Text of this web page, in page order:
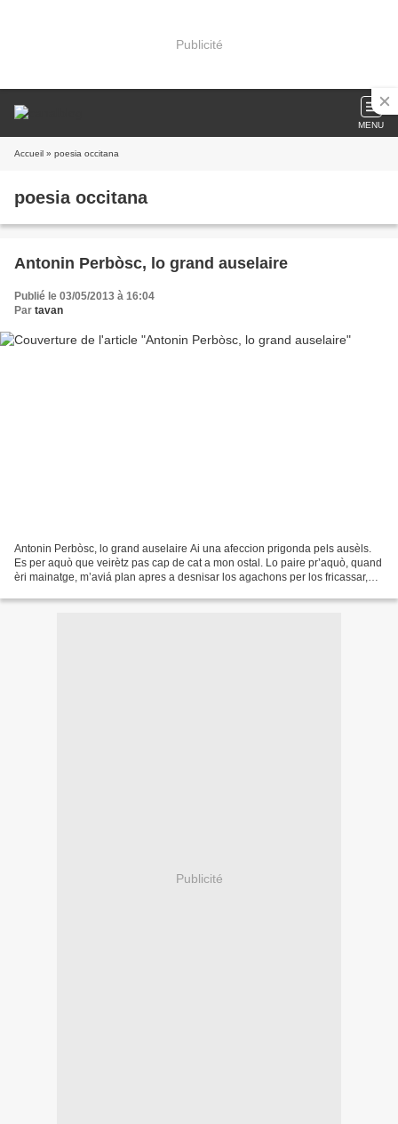
Publicité
MENU
Accueil » poesia occitana
poesia occitana
Antonin Perbòsc, lo grand auselaire
Publié le 03/05/2013 à 16:04
Par tavan
Antonin Perbòsc, lo grand auselaire Ai una afeccion prigonda pels ausèls.
Es per aquò que veirètz pas cap de cat a mon ostal. Lo paire pr’aquò, quand
èri mainatge, m’aviá plan apres a desnisar los agachons per los fricassar,
Publicité